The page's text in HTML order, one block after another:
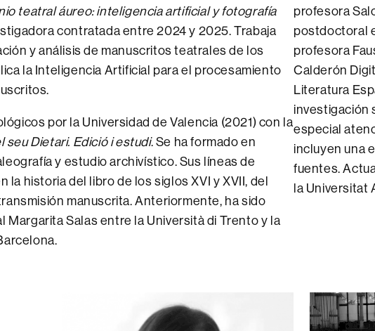
teatral áureo: inteligencia artificial y fotografía
contratada entre 2024 y 2025. Trabaja
y análisis de manuscritos teatrales de los
la Inteligencia Artificial para el procesamiento
por la Universidad de Valencia (2021) con la
seu Dietari. Edició i estudi. Se ha formado en
y estudio archivístico. Sus líneas de
la historia del libro de los siglos XVI y XVII, del
manuscrita. Anteriormente, ha sido
Salas entre la Università di Trento y la
profesora
postdoctoral
profesora
Calderón
Literatura
investigación
especial
incluyen una
fuentes.
la Universitat